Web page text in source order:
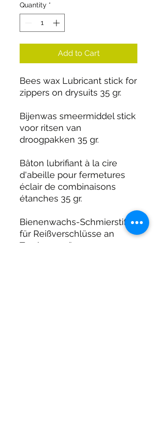
Quantity *
Add to Cart
Bees wax Lubricant stick for
zippers on drysuits 35 gr.
Bijenwas smeermiddel stick
voor ritsen van
droogpakken 35 gr.
Bâton lubrifiant à la cire
d'abeille pour fermetures
éclair de combinaisons
étanches 35 gr.
Bienenwachs-Schmierstift
für Reißverschlüsse an
Trockenanzügen, 35 g.